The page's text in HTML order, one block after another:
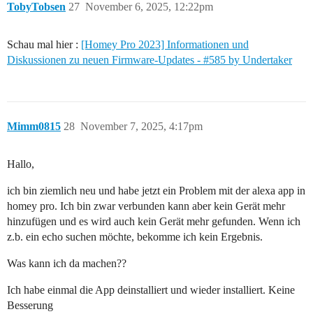
TobyTobsen November 6, 2025, 12:22pm
27
Schau mal hier : [Homey Pro 2023] Informationen und
Diskussionen zu neuen Firmware-Updates - #585 by Undertaker
Mimm0815 November 7, 2025, 4:17pm
28
Hallo,
ich bin ziemlich neu und habe jetzt ein Problem mit der alexa app in
homey pro. Ich bin zwar verbunden kann aber kein Gerät mehr
hinzufügen und es wird auch kein Gerät mehr gefunden. Wenn ich
z.b. ein echo suchen möchte, bekomme ich kein Ergebnis.
Was kann ich da machen??
Ich habe einmal die App deinstalliert und wieder installiert. Keine
Besserung